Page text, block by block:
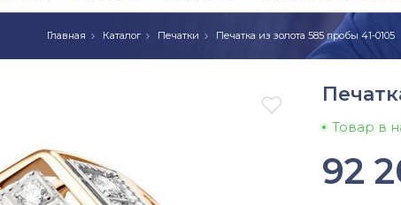
Главная Каталог Печатки Печатка из золота 585 пробы 41-0105

Товар в
92